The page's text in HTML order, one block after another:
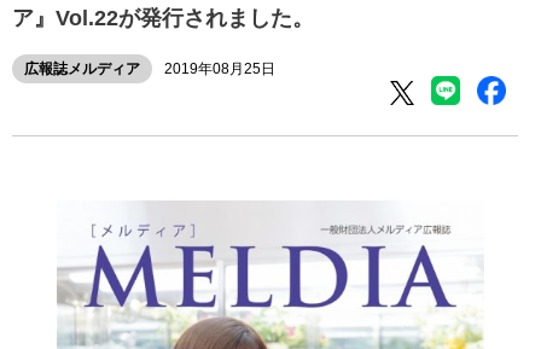
ア』Vol.22が発行されました。
広報誌メルディア 2019年08月25日